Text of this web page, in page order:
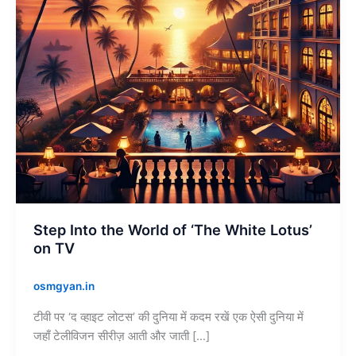
Step Into the World of ‘The White Lotus’
on TV
osmgyan.in
टीवी पर ‘द व्हाइट लोटस’ की दुनिया में कदम रखें एक ऐसी दुनिया में
जहाँ टेलीविजन सीरीज़ आती और जाती […]
Lotus’
on
TV